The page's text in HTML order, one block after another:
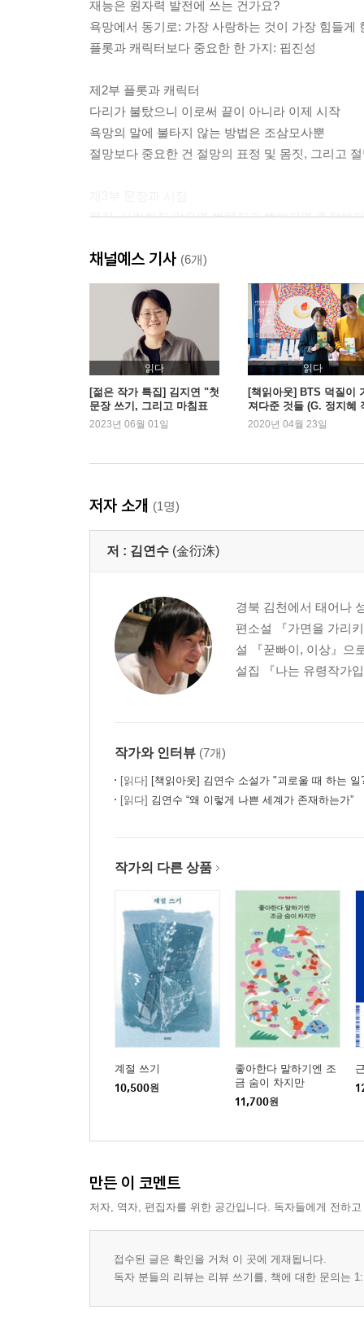
재능은 원자력 발전에 쓰는 건가요?
욕망에서 동기로: 가장 사랑하는 것이 가장 힘들게
플롯과 캐릭터보다 중요한 한 가지: 핍진성
제2부 플롯과 캐릭터
다리가 불탔으니 이로써 끝이 아니라 이제 시작
욕망의 말에 불타지 않는 방법은 조삼모사뿐
절망보다 중요한 건 절망의 표정 및 몸짓, 그리고
문장, 사랑하지 않으면 뻔해지고 뻔해지면 추잡해
전지적 작가가 될 때까지 최대한 느리게 소설 쓰기
마치는 글
그럼에도, 계속 소설을 써야만 하는 이유
채널예스 기사 (6개)
읽다
[젊은 작가 특집] 김지연 "첫
문장 쓰기, 그리고 마침표
찍기"
2023년 06월 01일
읽다
[책읽아웃] BTS 덕질이
져다준 것들 (G. 정지혜
가)
2020년 04월 23일
저자 소개 (1명)
저 : 김연수 (金衍洙)
경북 김천에서 태어나
편소설 『가면을 가리
설 『꾿빠이, 이상』으
설집 『나는 유령작가
작가와 인터뷰 (7개)
[읽다] [책읽아웃] 김연수 소설가 "괴로울 때 하는 일? 시급하게 나무
[읽다] 김연수 “왜 이렇게 나쁜 세계가 존재하는가”
작가의 다른 상품
계절 쓰기
10,500원
좋아한다 말하기엔 조
금 숨이 차지만
11,700원
만든 이 코멘트
저자, 역자, 편집자를 위한 공간입니다. 독자들에게 전하
접수된 글은 확인을 거쳐 이 곳에 게재됩니다.
독자 분들의 리뷰는 리뷰 쓰기를, 책에 대한 문의는